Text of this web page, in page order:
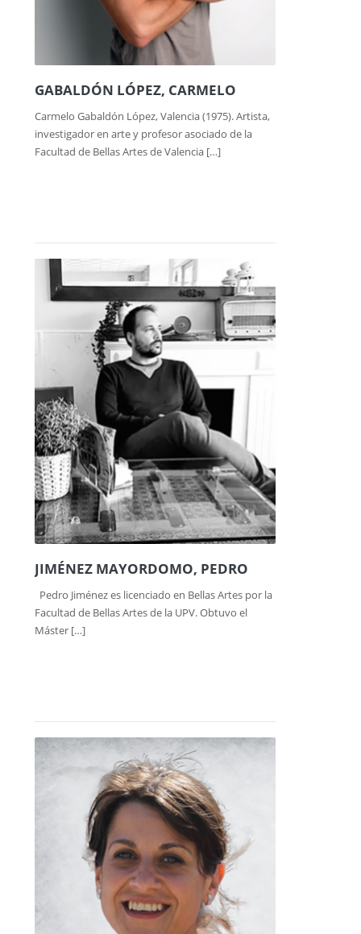
GABALDÓN LÓPEZ, CARMELO
Carmelo Gabaldón López, Valencia (1975). Artista,
investigador en arte y profesor asociado de la
Facultad de Bellas Artes de Valencia […]
JIMÉNEZ MAYORDOMO, PEDRO
Pedro Jiménez es licenciado en Bellas Artes por la
Facultad de Bellas Artes de la UPV. Obtuvo el
Máster […]